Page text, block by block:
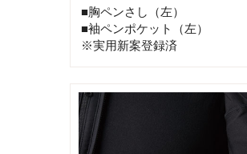
■胸ペンさし（左）
■袖ペンポケット（左）
※実用新案登録済